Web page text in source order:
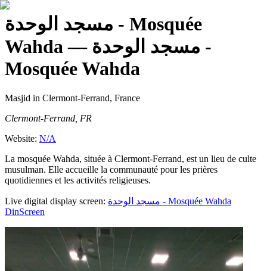
مسجد الوحدة - Mosquée
Wahda— مسجد الوحدة -
Mosquée Wahda
Masjid in Clermont-Ferrand, France
Clermont-Ferrand, FR
Website: N/A
La mosquée Wahda, située à Clermont-Ferrand, est un lieu de culte
musulman. Elle accueille la communauté pour les prières
quotidiennes et les activités religieuses.
Live digital display screen:
مسجد الوحدة - Mosquée Wahda
DinScreen